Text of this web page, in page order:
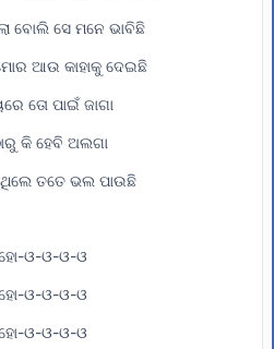
ବୋଲି ସେ ମନେ ଭାବିଛି
ଆଉ କାହାକୁ ଦେଇଛି
ତୋ ପାଇଁ ଜାଗା
କି ହେବି ଅଲଗା
ତତେ ଭଲ ପାଉଛି
ଓ-ଓ-ଓ-ଓ
ଓ-ଓ-ଓ-ଓ
ଓ-ଓ-ଓ-ଓ